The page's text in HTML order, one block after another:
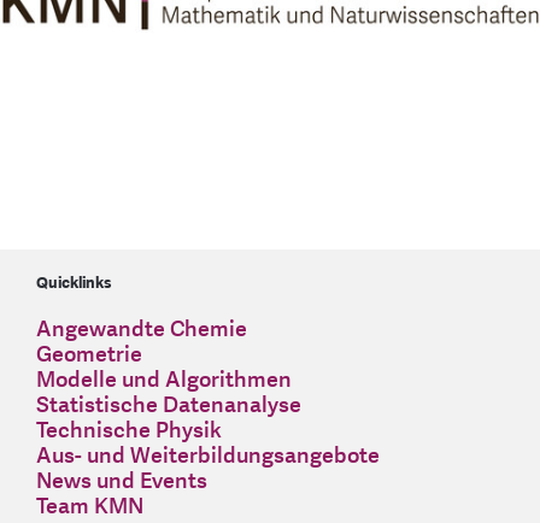
Quicklinks
Angewandte Chemie
Geometrie
Modelle und Algorithmen
Statistische Datenanalyse
Technische Physik
Aus- und Weiterbildungsangebote
News und Events
Team KMN